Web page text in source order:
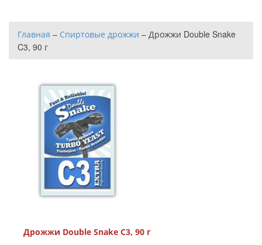
Главная – Спиртовые дрожжи – Дрожжи Double Snake
C3, 90 г
Дрожжи Double Snake C3, 90 г